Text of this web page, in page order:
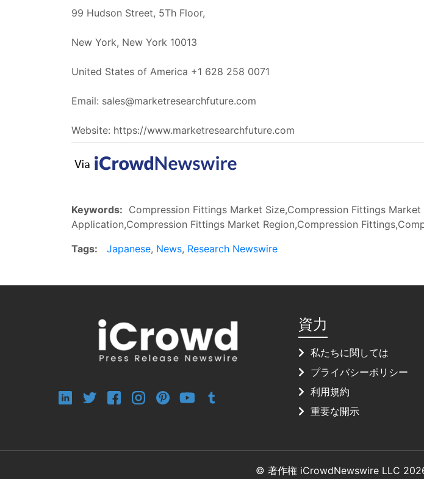
99 Hudson Street, 5Th Floor,
New York, New York 10013
United States of America +1 628 258 0071
Email: sales@marketresearchfuture.com
Website: https://www.marketresearchfuture.com
Keywords: Compression Fittings Market Size,Compression Fittings
Application,Compression Fittings Market Region,Compression
Tags:
Japanese, News, Research Newswire
資力
私たちに関しては
プライバシーポリシー
利用規約
重要な開示
© 著作権 iCrowdNewswire LLC 2026